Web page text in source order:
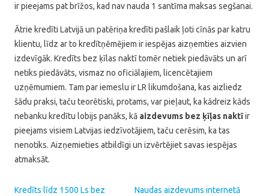
ir pieejams pat brīžos, kad nav nauda 1 santīma maksas segšanai.
Ātrie kredīti Latvijā un patēriņa kredīti pašlaik ļoti cīnās par katru
klientu, līdz ar to kredītņēmējiem ir iespējas aizņemties aizvien
izdevīgāk. Kredīts bez ķīlas naktī tomēr netiek piedāvāts un arī
netiks piedāvāts, vismaz no oficiālajiem, licencētajiem
uzņēmumiem. Tam par iemeslu ir LR likumdošana, kas aizliedz
šādu praksi, taču teorētiski, protams, var pieļaut, ka kādreiz kāds
nebanku kredītu lobijs panāks, kā aizdevums bez ķīļas naktīir
pieejams visiem Latvijas iedzīvotājiem, taču cerēsim, ka tas
nenotiks. Aizņemieties atbildīgi un izvērtējiet savas iespējas
atmaksāt.
Kredīts līdz 1500 Ls bez
Naudas aizdevums internetā